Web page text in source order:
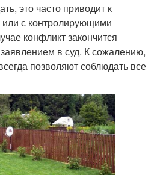
это часто приводит к
с контролирующими
конфликт закончится
в суд. К сожалению,
позволяют соблюдать все